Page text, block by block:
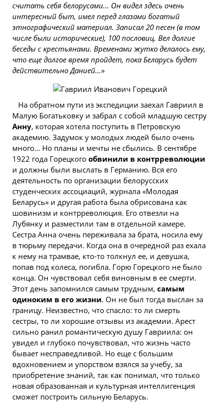
считать себя белорусами... Он видел здесь очень
интересный быт, имел перед глазами богатый
этнографический материал. Записал 20 песен (в том
числе были исторические), 100 пословиц. Вел долгие
беседы с крестьянами. Временами жутко делалось ему,
что еще долгое время пройдет, пока Беларусь будет
действительно Данией...»
На обратном пути из экспедиции заехал Гавриил в
Малую Богатьковку и забрал с собой младшую сестру
Анну, которая хотела поступить в Петровскую
академию. Задумок у молодых людей было очень
много... Но планы и мечты не сбылись. В сентябре
1922 года Горецкого обвинили в контрреволюции
и должны были выслать в Германию. Вся его
деятельность по организации белорусских
студенческих ассоциаций, журнала «Молодая
Беларусь» и другая работа была обрисована как
шовинизм и контрреволюция. Его отвезли на
Лубянку и разместили там в отдельной камере.
Сестра Анна очень переживала за брата, носила ему
в тюрьму передачи. Когда она в очередной раз ехала
к нему на трамвае, кто-то толкнул ее, и девушка,
попав под колеса, погибла. Горю Горецкого не было
конца. Он чувствовал себя виновным в ее смерти.
Этот день запомнился самым трудным, самым
одиноким в его жизни. Он не был тогда выслан за
границу. Неизвестно, что спасло: то ли смерть
сестры, то ли хорошие отзывы из академии. Арест
сильно ранил романтическую душу Гавриила: он
увидел и глубоко почувствовал, что жизнь часто
бывает несправедливой. Но еще с большим
вдохновением и упорством взялся за учебу, за
приобретение знаний, так как понимал, что только
новая образованная и культурная интеллигенция
сможет построить сильную Беларусь.